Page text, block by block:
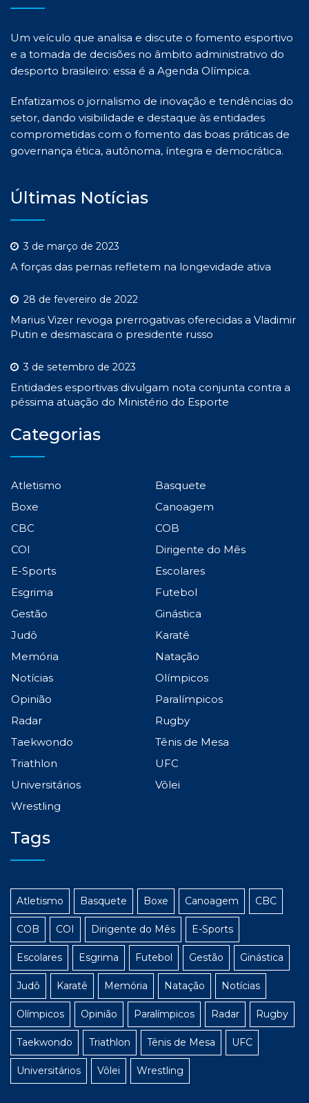
Um veículo que analisa e discute o fomento esportivo
e a tomada de decisões no âmbito administrativo do
desporto brasileiro: essa é a Agenda Olímpica.
Enfatizamos o jornalismo de inovação e tendências do
setor, dando visibilidade e destaque às entidades
comprometidas com o fomento das boas práticas de
governança ética, autônoma, íntegra e democrática.
Últimas Notícias
3 de março de 2023
A forças das pernas refletem na longevidade ativa
28 de fevereiro de 2022
Marius Vizer revoga prerrogativas oferecidas a Vladimir
Putin e desmascara o presidente russo
3 de setembro de 2023
Entidades esportivas divulgam nota conjunta contra a
péssima atuação do Ministério do Esporte
Categorias
Atletismo
Basquete
Boxe
Canoagem
CBC
COB
COI
Dirigente do Mês
E-Sports
Escolares
Esgrima
Futebol
Gestão
Ginástica
Judô
Karatê
Memória
Natação
Notícias
Olímpicos
Opinião
Paralímpicos
Radar
Rugby
Taekwondo
Tênis de Mesa
Triathlon
UFC
Universitários
Vôlei
Wrestling
Tags
Atletismo Basquete Boxe Canoagem CBC
COB COI Dirigente do Mês E-Sports
Escolares Esgrima Futebol Gestão Ginástica
Judô Karatê Memória Natação Notícias
Olímpicos Opinião Paralímpicos Radar Rugby
Taekwondo Triathlon Tênis de Mesa UFC
Universitários Vôlei Wrestling